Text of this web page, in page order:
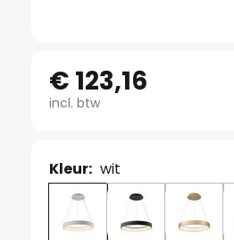
€ 123,16
incl. btw
Kleur: wit